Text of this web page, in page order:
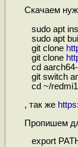
Скачаем
sudo apt
sudo apt
git clone
git clone
cd
git switch
cd ~/
, так же
Пропишем
export